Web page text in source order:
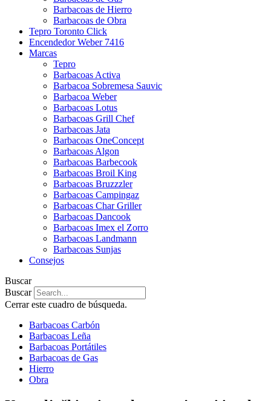
Barbacoas de Hierro
Barbacoas de Obra
Tepro Toronto Click
Encendedor Weber 7416
Marcas
Tepro
Barbacoas Activa
Barbacoa Sobremesa Sauvic
Barbacoa Weber
Barbacoas Lotus
Barbacoas Grill Chef
Barbacoas Jata
Barbacoas OneConcept
Barbacoas Algon
Barbacoas Barbecook
Barbacoas Broil King
Barbacoas Bruzzzler
Barbacoas Campingaz
Barbacoas Char Griller
Barbacoas Dancook
Barbacoas Imex el Zorro
Barbacoas Landmann
Barbacoas Sunjas
Consejos
Buscar
Buscar
Cerrar este cuadro de búsqueda.
Barbacoas Carbón
Barbacoas Leña
Barbacoas Portátiles
Barbacoas de Gas
Hierro
Obra